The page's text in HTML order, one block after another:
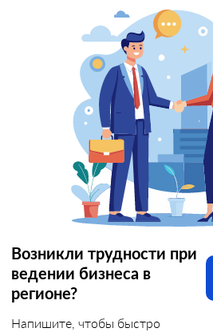
Возникли трудности при
ведении бизнеса в
регионе?
Напишите, чтобы быстро